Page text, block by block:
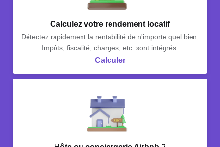
Calculez votre rendement locatif
Détectez rapidement la rentabilité de n'importe quel bien.
Impôts, fiscalité, charges, etc. sont intégrés.
Calculer